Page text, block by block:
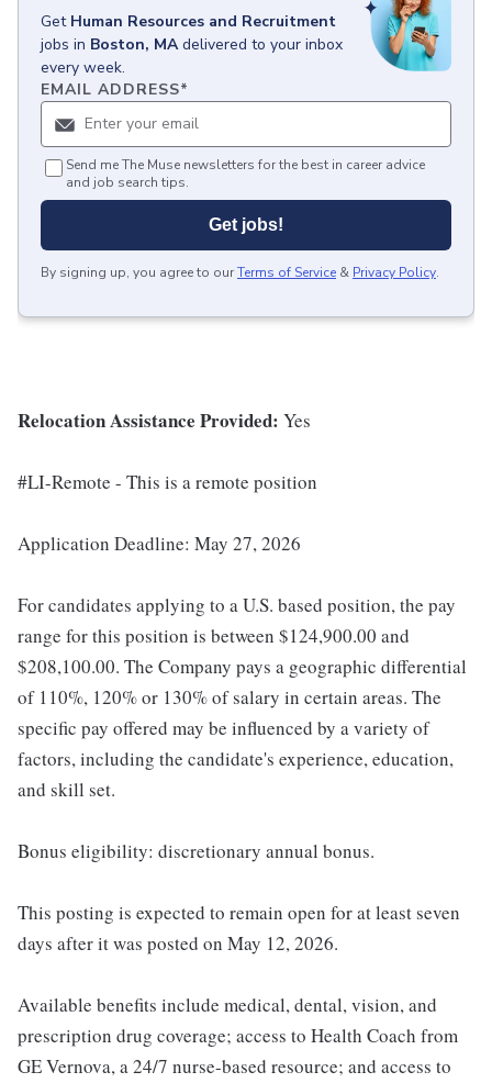
Get Human Resources and Recruitment
jobs in Boston, MA delivered to your inbox
every week.
EMAIL ADDRESS*
Send me The Muse newsletters for the best in career advice
and job search tips.
Get jobs!
By signing up, you agree to ourTerms of Service & Privacy Policy.
Relocation Assistance Provided: Yes
#LI-Remote - This is a remote position
Application Deadline: May 27, 2026
For candidates applying to a U.S. based position, the pay
range for this position is between $124,900.00 and
$208,100.00. The Company pays a geographic differential
of 110%, 120% or 130% of salary in certain areas. The
specific pay offered may be influenced by a variety of
factors, including the candidate's experience, education,
and skill set.
Bonus eligibility: discretionary annual bonus.
This posting is expected to remain open for at least seven
days after it was posted on May 12, 2026.
Available benefits include medical, dental, vision, and
prescription drug coverage; access to Health Coach from
GE Vernova, a 24/7 nurse-based resource; and access to